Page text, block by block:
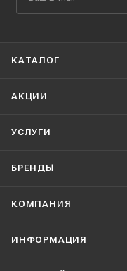
КАТАЛОГ
АКЦИИ
УСЛУГИ
БРЕНДЫ
КОМПАНИЯ
ИНФОРМАЦИЯ